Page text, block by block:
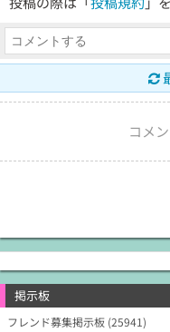
コメ
掲示板
フレンド募集掲示板 (25941)